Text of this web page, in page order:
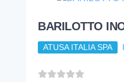
BARILOTTO
ATUSA ITALIA SPA